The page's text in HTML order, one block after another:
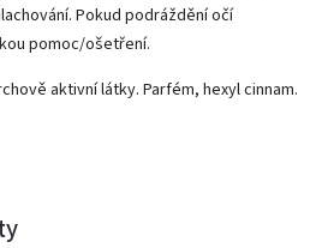
Pokud podráždění očí
pomoc/ošetření.
aktivní látky. Parfém, hexyl cinnam.